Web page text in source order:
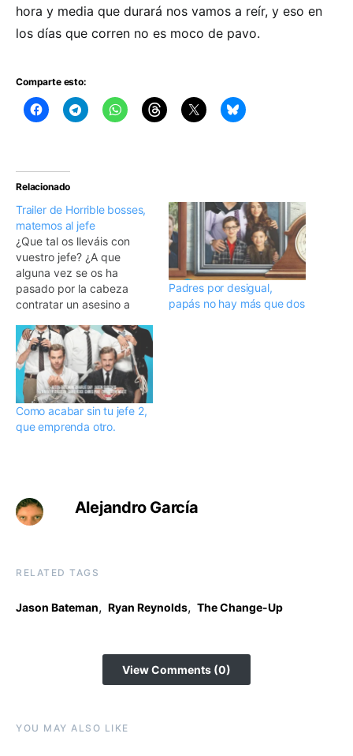
hora y media que durará nos vamos a reír, y eso en
los días que corren no es moco de pavo.
Comparte esto:
Relacionado
Trailer de Horrible bosses,
matemos al jefe
¿Que tal os lleváis con
vuestro jefe? ¿A que
alguna vez se os ha
pasado por la cabeza
contratar un asesino a
Seguro que si. Pues esta
es vuestra película.
Horrible bosses nos
presenta a tres amigos
que se proponen acabar
con sus jefes de la
manera…
Padres por desigual,
papás no hay más que dos
Como acabar sin tu jefe 2,
que emprenda otro.
Alejandro García
RELATED TAGS
Jason Bateman, Ryan Reynolds, The Change-Up
View Comments (0)
YOU MAY ALSO LIKE